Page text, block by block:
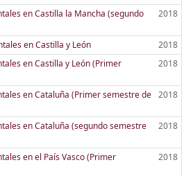
en Castilla la Mancha (segundo
2018
en Castilla y León
2018
en Castilla y León (Primer
2018
en Cataluña (Primer semestre de
2018
en Cataluña (segundo semestre
2018
en el País Vasco (Primer
2018